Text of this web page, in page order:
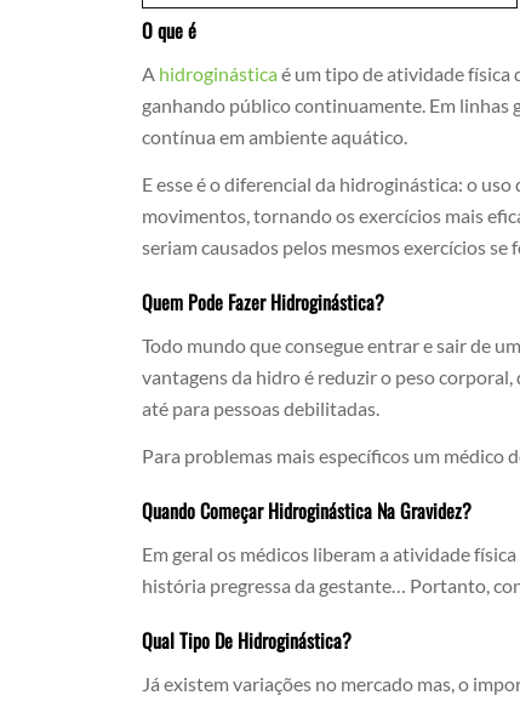
O que é
A hidroginásticaé um tipo de atividade física
ganhando público continuamente. Em linhas
contínua em ambiente aquático.
E esse é o diferencial da hidroginástica: o
movimentos, tornando os exercícios mais
seriam causados pelos mesmos exercícios
Quem Pode Fazer Hidroginástica?
Todo mundo que consegue entrar e sair de
vantagens da hidro é reduzir o peso
até para pessoas debilitadas.
Para problemas mais específicos um médico
Quando Começar Hidroginástica Na Gravidez?
Em geral os médicos liberam a atividade
história pregressa da gestante… Portanto,
Qual Tipo De Hidroginástica?
Já existem variações no mercado mas, o